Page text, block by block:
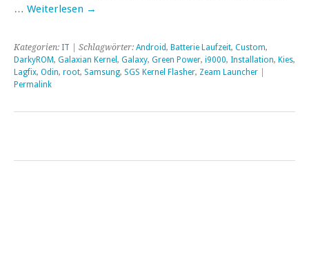
… Weiterlesen →
Kategorien: IT | Schlagwörter: Android, Batterie Laufzeit, Custom,
DarkyROM, Galaxian Kernel , Galaxy, Green Power, i9000, Installation, Kies,
Lagfix, Odin, root, Samsung, SGS Kernel Flasher, Zeam Launcher
Permalink